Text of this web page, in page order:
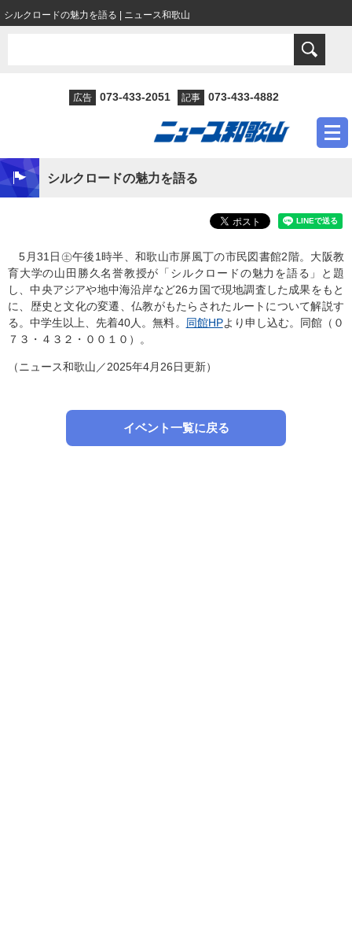
シルクロードの魅力を語る | ニュース和歌山
広告 073-433-2051 記事 073-433-4882
シルクロードの魅力を語る
5月31日㊏午後1時半、和歌山市屏風丁の市民図書館2階。大阪教
育大学の山田勝久名誉教授が「シルクロードの魅力を語る」と題
し、中央アジアや地中海沿岸など26カ国で現地調査した成果をもと
に、歴史と文化の変遷、仏教がもたらされたルートについて解説す
る。中学生以上、先着40人。無料。 同館HPより申し込む。同館（０
７３・４３２・００１０）。
（ニュース和歌山／2025年4月26日更新）
イベント一覧に戻る